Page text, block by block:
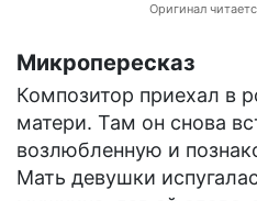
Оригинал
Микропересказ
Композитор приехал в
матери. Там он снова
возлюбленную и
Мать девушки